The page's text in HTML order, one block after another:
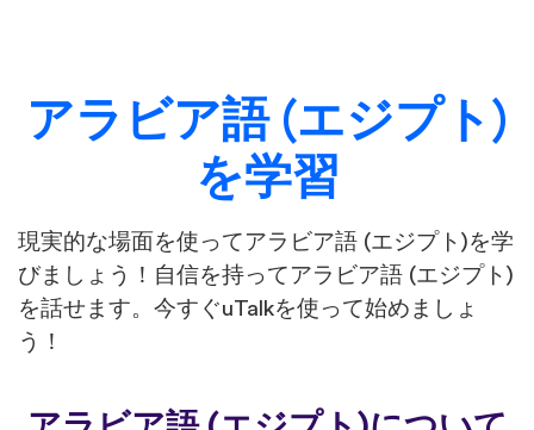
アラビア語 (エジプト)
を学習
現実的な場面を使ってアラビア語 (エジプト)を学
びましょう！自信を持ってアラビア語 (エジプト)
を話せます。今すぐuTalkを使って始めましょ
う！